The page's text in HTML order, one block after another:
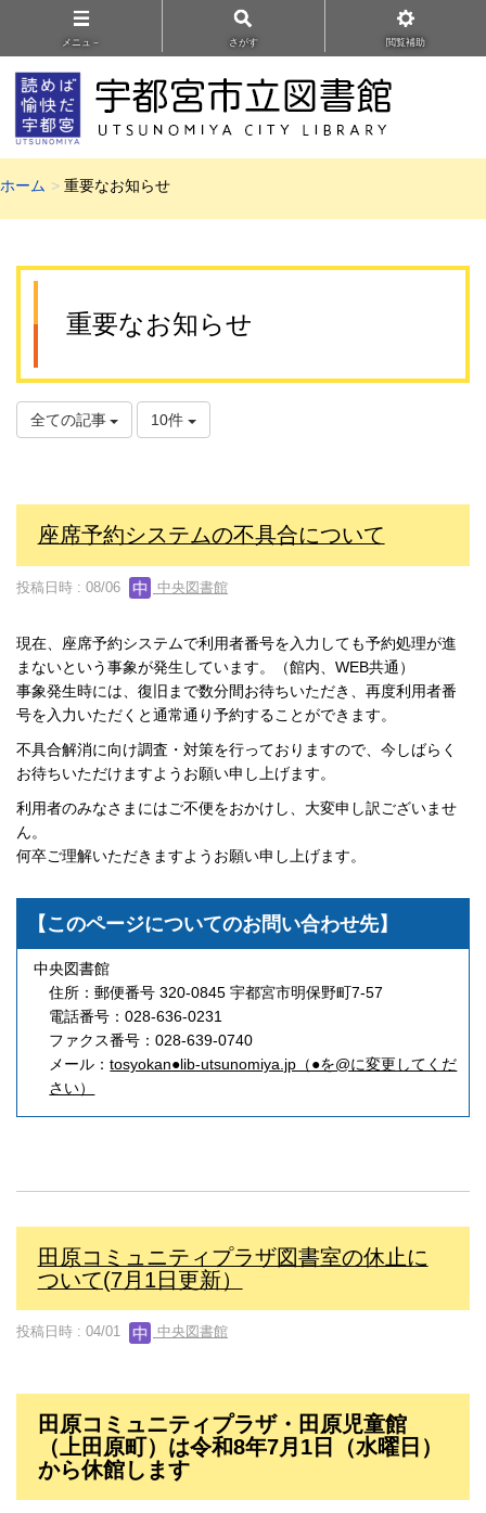
メニュ－ さがす 閲覧補助
ホーム 重要なお知らせ
重要なお知らせ
全ての記事 10件
座席予約システムの不具合について
投稿日時 : 08/06 中央図書館
現在、座席予約システムで利用者番号を入力しても予約処理が進
まないという事象が発生しています。（館内、WEB共通）
事象発生時には、復旧まで数分間お待ちいただき、再度利用者番
号を入力いただくと通常通り予約することができます。
不具合解消に向け調査・対策を行っておりますので、今しばらく
お待ちいただけますようお願い申し上げます。
利用者のみなさまにはご不便をおかけし、大変申し訳ございませ
ん。
何卒ご理解いただきますようお願い申し上げます。
【このページについてのお問い合わせ先】
中央図書館
住所：郵便番号 320-0845 宇都宮市明保野町7-57
電話番号：028-636-0231
ファクス番号：028-639-0740
メール：tosyokan●lib-utsunomiya.jp（●を@に変更してくだ
さい）
田原コミュニティプラザ図書室の休止に
ついて(7月1日更新）
投稿日時 : 04/01 中央図書館
田原コミュニティプラザ・田原児童館
（上田原町）は令和8年7月1日（水曜日）
から休館します